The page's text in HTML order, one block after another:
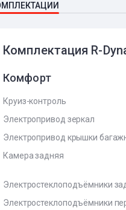
Комплектация R-
Комфорт
Круиз-контроль
Электропривод зеркал
Электропривод крышки
Камера задняя
Электростеклоподъёмники
Электростеклоподъёмники